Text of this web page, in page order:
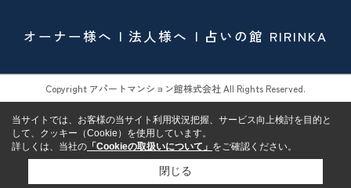
オーナー様へ 法人様へ 占いの館 RIRINKA
Copyright アパートマンション館株式会社 All Rights Reserved.
当サイトでは、お客様の当サイト利用状況把握、サービス向上検討を目的と
して、クッキー（Cookie）を使用しています。
詳しくは、当社の 「Cookieの取扱いについて」 をご確認ください。
閉じる